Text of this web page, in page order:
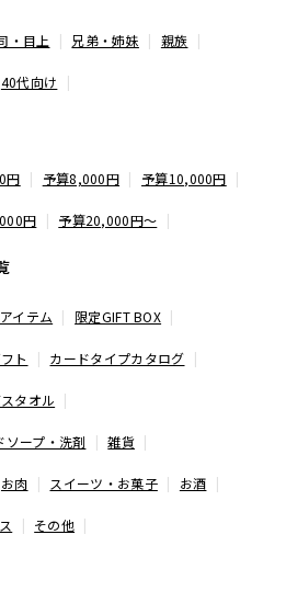
・目上 兄弟・姉妹 親族
40代向け
円 予算8,000円 予算10,000円
円 予算20,000円〜
イテム 限定GIFT BOX
ト カードタイプカタログ
タオル
ソープ・洗剤 雑貨
お肉 スイーツ・お菓子 お酒
その他